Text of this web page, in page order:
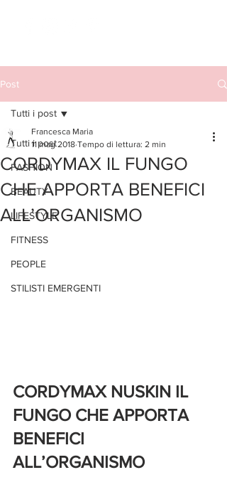
Post
Tutti i post
FASHION
BEAUTY
LIFESTYLE
FITNESS
PEOPLE
STILISTI EMERGENTI
Tutti i post
CORDYMAX IL FUNGO
CHE APPORTA BENEFICI
ALL’ORGANISMO
Francesca Maria
11 mag 2018 Tempo di lettura: 2 min
CORDYMAX NUSKIN IL
FUNGO CHE APPORTA
BENEFICI
ALL’ORGANISMO